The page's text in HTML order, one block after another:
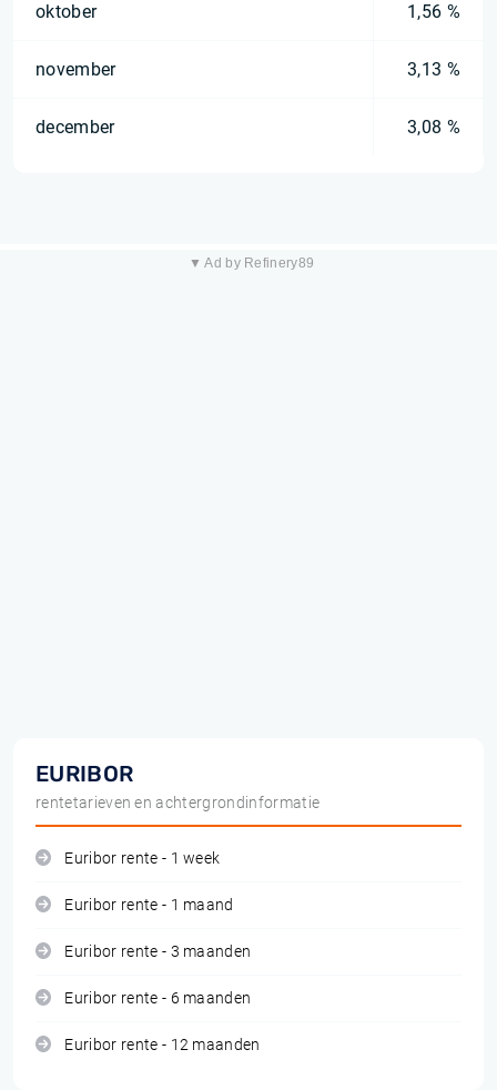
oktober 1,56 %
november 3,13 %
december 3,08 %
▼ Ad by Refinery89
EURIBOR
rentetarieven en achtergrondinformatie
Euribor rente - 1 week
Euribor rente - 1 maand
Euribor rente - 3 maanden
Euribor rente - 6 maanden
Euribor rente - 12 maanden